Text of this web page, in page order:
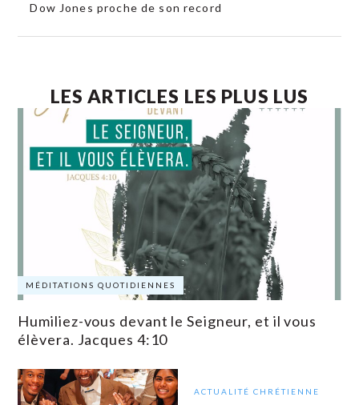
Dow Jones proche de son record
LES ARTICLES LES PLUS LUS
MÉDITATIONS QUOTIDIENNES
Humiliez-vous devant le Seigneur, et il vous
élèvera. Jacques 4:10
ACTUALITÉ CHRÉTIENNE